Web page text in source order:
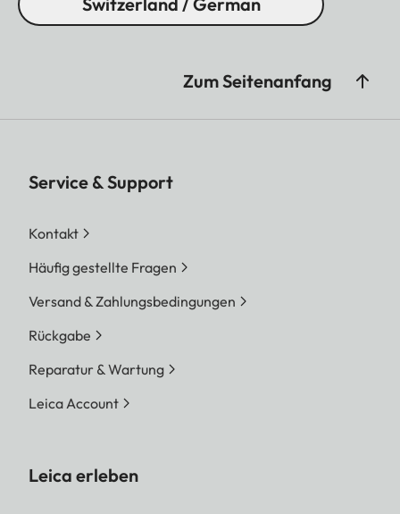
Zum Seitenanfang
Service & Support
Kontakt
Häufig gestellte Fragen
Versand & Zahlungsbedingungen
Rückgabe
Reparatur & Wartung
Leica Account
Leica erleben